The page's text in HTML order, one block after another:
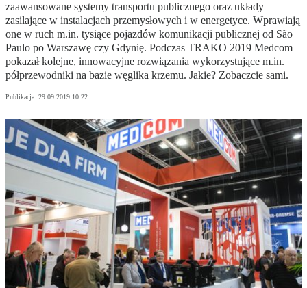
zaawansowane systemy transportu publicznego oraz układy
zasilające w instalacjach przemysłowych i w energetyce. Wprawiają
one w ruch m.in. tysiące pojazdów komunikacji publicznej od São
Paulo po Warszawę czy Gdynię. Podczas TRAKO 2019 Medcom
pokazał kolejne, innowacyjne rozwiązania wykorzystujące m.in.
półprzewodniki na bazie węglika krzemu. Jakie? Zobaczcie sami.
Publikacja: 29.09.2019 10:22